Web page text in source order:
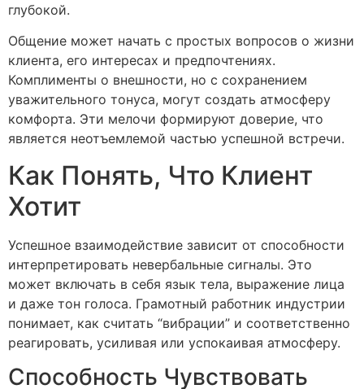
глубокой.
Общение может начать с простых вопросов о жизни
клиента, его интересах и предпочтениях.
Комплименты о внешности, но с сохранением
уважительного тонуса, могут создать атмосферу
комфорта. Эти мелочи формируют доверие, что
является неотъемлемой частью успешной встречи.
Как Понять, Что Клиент
Хотит
Успешное взаимодействие зависит от способности
интерпретировать невербальные сигналы. Это
может включать в себя язык тела, выражение лица
и даже тон голоса. Грамотный работник индустрии
понимает, как считать “вибрации” и соответственно
реагировать, усиливая или успокаивая атмосферу.
Способность Чувствовать